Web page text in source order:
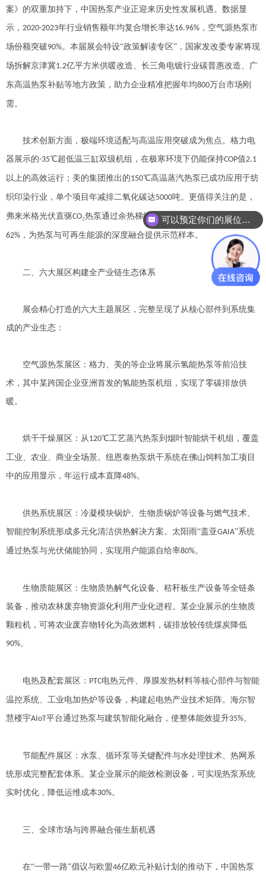
案》的双重加持下，中国热泵产业正迎来历史性发展机遇。数据显
示， 2020-2023年行业销售额年均复合增长率达16.96% ，空气源热泵市
场份额突破90%。本届展会特设“政策解读专区”，国家发改委专家将现
场拆解京津冀1.2亿平方米供暖改造、长三角电镀行业碳普惠改造、广
东高温热泵补贴等地方政策，助力企业精准把握年均800万台市场刚
需。
技术创新方面，极端环境适配与高温应用突破成为焦点。格力电
器展示的-35℃超低温三缸双级机组，在极寒环境下仍能保持COP值2.1
以上的高效运行；美的集团推出的150℃高温蒸汽热泵已成功应用于纺
织印染行业，单个项目年减排二氧化碳达5000吨。更值得关注的是，
弗来米格光伏直驱CO₂热泵通过余热梯级利用技术，使工业能耗降低
62% ，为热泵与可再生能源的深度融合提供示范样本。
二、六大展区构建全产业链生态体系
展会精心打造的六大主题展区，完整呈现了从核心部件到系统集
成的产业生态：
空气源热泵展区：格力、美的等企业将展示氢能热泵等前沿技
术，其中某跨国企业亚洲首发的氢能热泵机组，实现了零碳排放供
暖。
烘干干燥展区：从120℃工艺蒸汽热泵到烟叶智能烘干机组，覆盖
工业、农业、商业全场景。纽恩泰热泵烘干系统在佛山饲料加工项目
中的应用显示，年运行成本直降48%。
供热系统展区：冷凝模块锅炉、生物质锅炉等设备与燃气技术、
智能控制系统形成多元化清洁供热解决方案。太阳雨“盖亚GAIA”系统
通过热泵与光伏储能协同，实现用户能源自给率80%。
生物质能展区：生物质热解气化设备、秸秆板生产设备等全链条
装备，推动农林废弃物资源化利用产业化进程。某企业展示的生物质
颗粒机，可将农业废弃物转化为高效燃料，碳排放较传统煤炭降低
90%。
电热及配套展区： PTC电热元件、厚膜发热材料等核心部件与智能
温控系统、工业电加热炉等设备，构建起电热产业技术矩阵。海尔智
慧楼宇AIoT平台通过热泵与建筑智能化融合，使整体能效提升35%。
节能配件展区：水泵、循环泵等关键配件与水处理技术、热网系
统形成完整配套体系。某企业展示的能效检测设备，可实现热泵系统
实时优化，降低运维成本30%。
三、全球市场与跨界融合催生新机遇
在“一带一路”倡议与欧盟46亿欧元补贴计划的推动下，中国热泵
可以预定你们的展位吗？